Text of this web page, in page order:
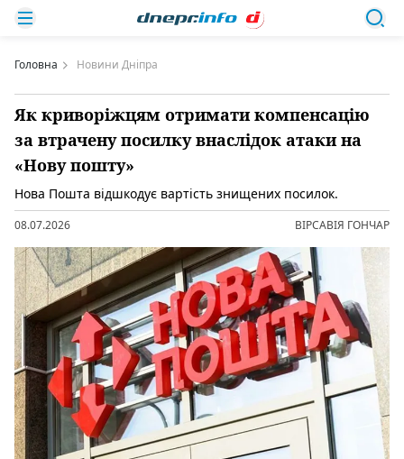
Головна Новини Дніпра
Як криворіжцям отримати компенсацію
за втрачену посилку внаслідок атаки на
«Нову пошту»
Нова Пошта відшкодує вартість знищених посилок.
08.07.2026 ВІРСАВІЯ ГОНЧАР